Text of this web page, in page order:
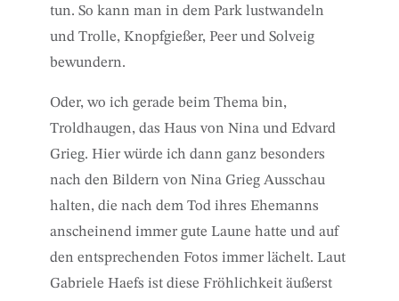
tun. So kann man in dem Park lustwandeln
und Trolle, Knopfgießer, Peer und Solveig
bewundern.
Oder, wo ich gerade beim Thema bin,
Troldhaugen, das Haus von Nina und Edvard
Grieg. Hier würde ich dann ganz besonders
nach den Bildern von Nina Grieg Ausschau
halten, die nach dem Tod ihres Ehemanns
anscheinend immer gute Laune hatte und auf
den entsprechenden Fotos immer lächelt. Laut
Gabriele Haefs ist diese Fröhlichkeit äußerst